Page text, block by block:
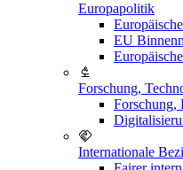
Europapolitik
EU
Forschung,
Forschung,
Internationale